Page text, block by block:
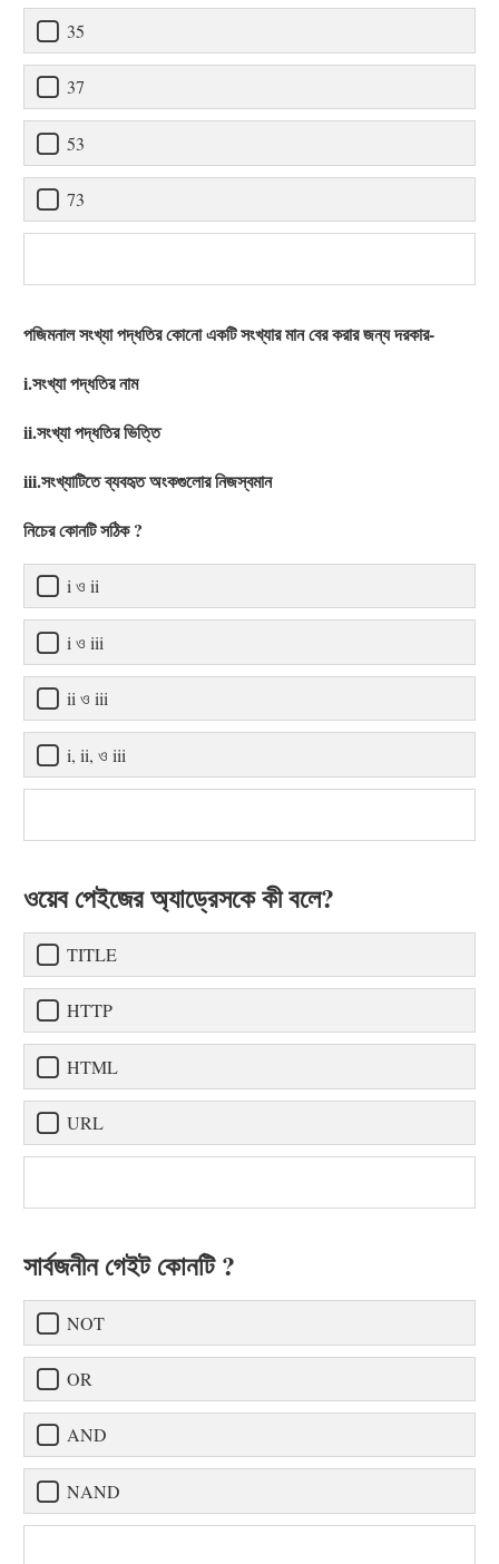
35
37
53
73
পজিমনাল সংখ্যা পদ্ধতির কোনো একটি সংখ্যার মান বের করার জন্য দরকার-
i.সংখ্যা পদ্ধতির নাম
ii.সংখ্যা পদ্ধতির ভিত্তি
iii.সংখ্যাটিতে ব্যবহৃত অংকগুলোর নিজস্বমান
নিচের কোনটি সঠিক ?
i ও ii
i ও iii
ii ও iii
i, ii, ও iii
ওয়েব পেইজের অ্যাড্রেসকে কী বলে?
TITLE
HTTP
HTML
URL
সার্বজনীন গেইট কোনটি ?
NOT
OR
AND
NAND